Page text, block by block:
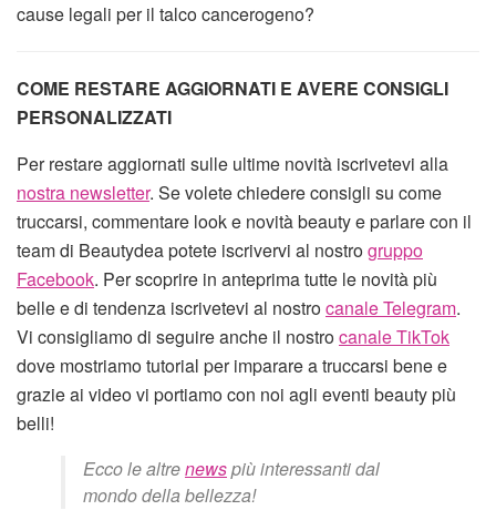
cause legali per il talco cancerogeno?
COME RESTARE AGGIORNATI E AVERE CONSIGLI
PERSONALIZZATI
Per restare aggiornati sulle ultime novità iscrivetevi alla
nostra newsletter. Se volete chiedere consigli su come
truccarsi, commentare look e novità beauty e parlare con il
team di Beautydea potete iscrivervi al nostrogruppo
Facebook. Per scoprire in anteprima tutte le novità più
belle e di tendenza iscrivetevi al nostrocanale Telegram.
Vi consigliamo di seguire anche il nostrocanale TikTok
dove mostriamo tutorial per imparare a truccarsi bene e
grazie ai video vi portiamo con noi agli eventi beauty più
belli!
Ecco le altrenewspiù interessanti dal
mondo della bellezza!